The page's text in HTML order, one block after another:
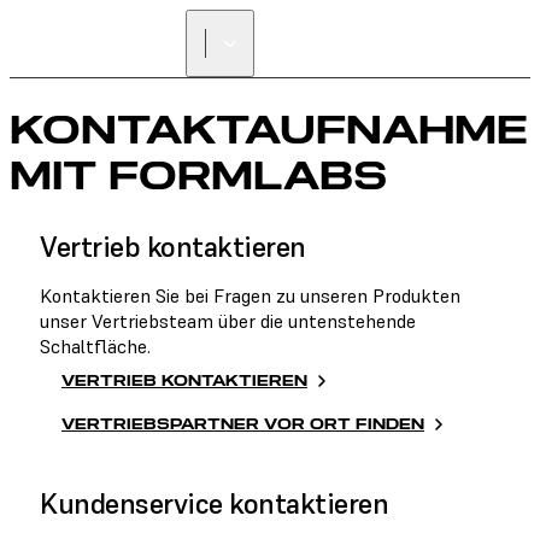
KONTAKTAUFNAHME
MIT FORMLABS
Vertrieb kontaktieren
Kontaktieren Sie bei Fragen zu unseren Produkten
unser Vertriebsteam über die untenstehende
Schaltfläche.
VERTRIEB KONTAKTIEREN
VERTRIEBSPARTNER VOR ORT FINDEN
Kundenservice kontaktieren